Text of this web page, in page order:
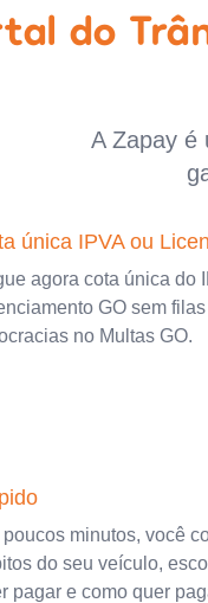
do
A Zapay é
única IPVA ou
agora cota única do
GO sem
no Multas GO.
poucos minutos, você
do seu veículo,
pagar e como quer